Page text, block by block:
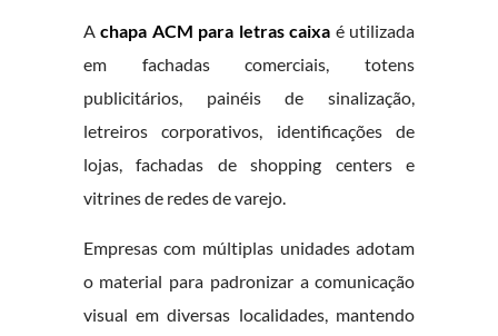
Achapa ACM para letras caixa é utilizada
em fachadas comerciais, totens
publicitários, painéis de sinalização,
letreiros corporativos, identificações de
lojas, fachadas de shopping centers e
vitrines de redes de varejo.
Empresas com múltiplas unidades adotam
o material para padronizar a comunicação
visual em diversas localidades, mantendo